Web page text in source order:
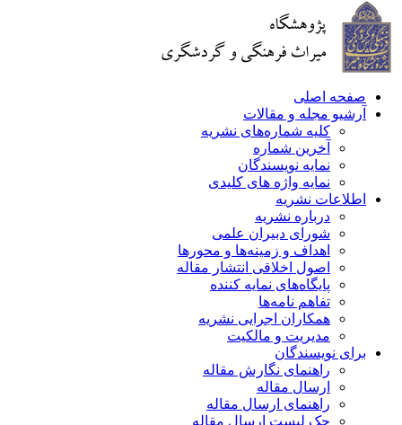
اصلی
مجله و مقالات
کلیه شماره‌های نشریه
آخرین شماره
نمایه نویسندگان
نمایه واژه های کلیدی
نشریه
درباره نشریه
شورای دبیران علمی
اهداف و زمینه‌ها و محورها
اصول اخلاقی انتشار مقاله
پایگاه‌های نمایه کننده
تفاهم نامه‌ها
همکاران اجرایی نشریه
مدیریت و مالکیت
نویسندگان
راهنمای نگارش مقاله
ارسال مقاله
راهنمای ارسال مقاله
چک لیست ارسال مقاله